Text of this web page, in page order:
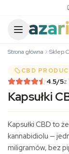
Strona główna Sklep
CBD
4.5/5z
Kapsułki
Kapsułki CBD to
kannabidiolu —
miligramów, bez